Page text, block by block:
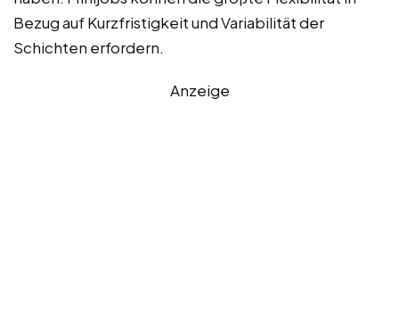
Bezug auf Kurzfristigkeit und Variabilität der
Schichten erfordern.
Anzeige